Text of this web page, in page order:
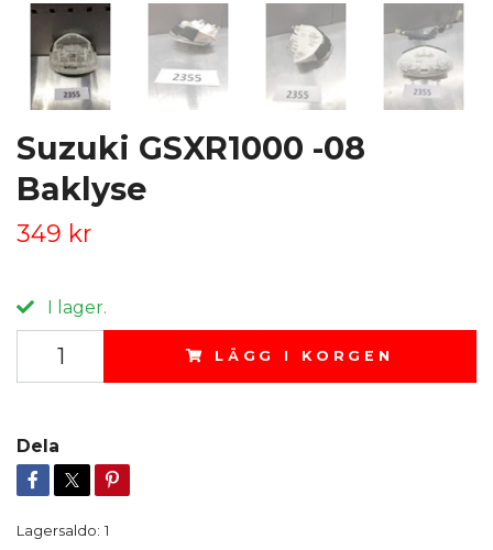
Suzuki GSXR1000 -08
Baklyse
349 kr
I lager.
LÄGG I KORGEN
Dela
Lagersaldo: 1